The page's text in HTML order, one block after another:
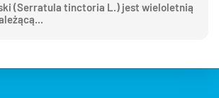
(Serratula tinctoria L.) jest wieloletnią